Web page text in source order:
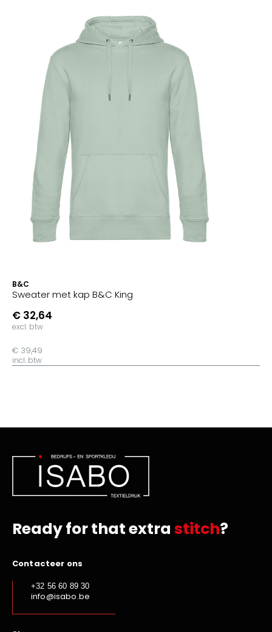
B&C
Sweater met kap B&C King
€ 32,64
excl. btw
€ 39,49
incl. btw
Ready for that extra stitch?
Contacteer ons
+32 56 60 89 30
info@isabo.be